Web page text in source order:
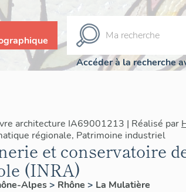
Accéder à la recherche
architecture IA69001213 | Réalisé par
régionale, Patrimoine industriel
et conservatoire
(INRA)
Alpes> Rhône > La Mulatière